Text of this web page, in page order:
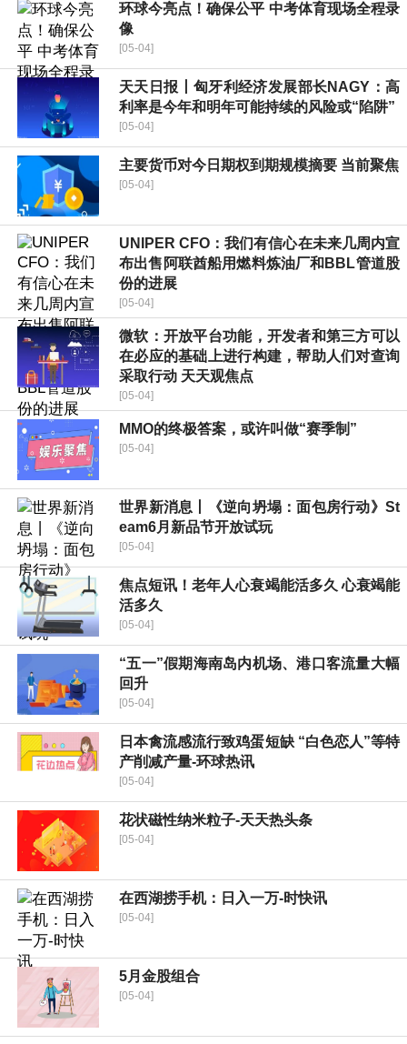
环球今亮点！确保公平 中考体育现场全程录
像
[05-04]
天天日报丨匈牙利经济发展部长NAGY：高
利率是今年和明年可能持续的风险或“陷阱”
[05-04]
主要货币对今日期权到期规模摘要 当前聚焦
[05-04]
UNIPER CFO：我们有信心在未来几周内宣
布出售阿联酋船用燃料炼油厂和BBL管道股
份的进展
[05-04]
微软：开放平台功能，开发者和第三方可以
在必应的基础上进行构建，帮助人们对查询
采取行动 天天观焦点
[05-04]
MMO的终极答案，或许叫做“赛季制”
[05-04]
世界新消息丨《逆向坍塌：面包房行动》St
eam6月新品节开放试玩
[05-04]
焦点短讯！老年人心衰竭能活多久 心衰竭能
活多久
[05-04]
“五一”假期海南岛内机场、港口客流量大幅
回升
[05-04]
日本禽流感流行致鸡蛋短缺 “白色恋人”等特
产削减产量-环球热讯
[05-04]
花状磁性纳米粒子-天天热头条
[05-04]
在西湖捞手机：日入一万-时快讯
[05-04]
5月金股组合
[05-04]